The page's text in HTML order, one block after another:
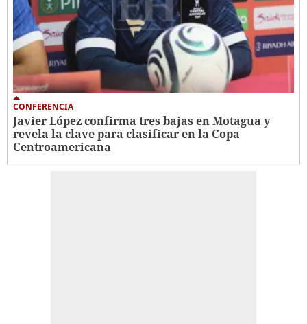
CONFERENCIA
Javier López confirma tres bajas en Motagua y
revela la clave para clasificar en la Copa
Centroamericana